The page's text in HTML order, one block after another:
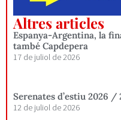
Altres articles
Espanya-Argentina, la
també Capdepera
17 de juliol de 2026
Serenates d’estiu 2026
12 de juliol de 2026